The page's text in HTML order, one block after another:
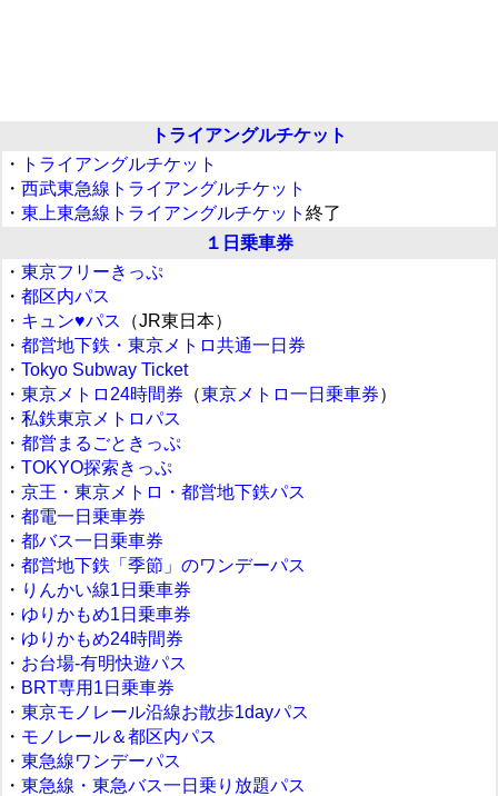
トライアングルチケット
・
トライアングルチケット
・ 西武東急線トライアングルチケット
・ 東上東急線トライアングルチケット 終了
１日乗車券
・ 東京フリーきっぷ
・ 都区内パス
・ キュン♥パス
（JR東日本）
・ 都営地下鉄・東京メトロ共通一日券
・ Tokyo Subway Ticket
・ 東京メトロ24時間券 （東京メトロ一日乗車券）
・ 私鉄東京メトロパス
・ 都営まるごときっぷ
・ TOKYO探索きっぷ
・ 京王・東京メトロ・都営地下鉄パス
・ 都電一日乗車券
・ 都バス一日乗車券
・ 都営地下鉄「季節」のワンデーパス
・ りんかい線1日乗車券
・ ゆりかもめ1日乗車券
・ ゆりかもめ24時間券
・ お台場‐有明快遊パス
・ BRT専用1日乗車券
・ 東京モノレール沿線お散歩1dayパス
・ モノレール＆都区内パス
・ 東急線ワンデーパス
・ 東急線・東急バス一日乗り放題パス